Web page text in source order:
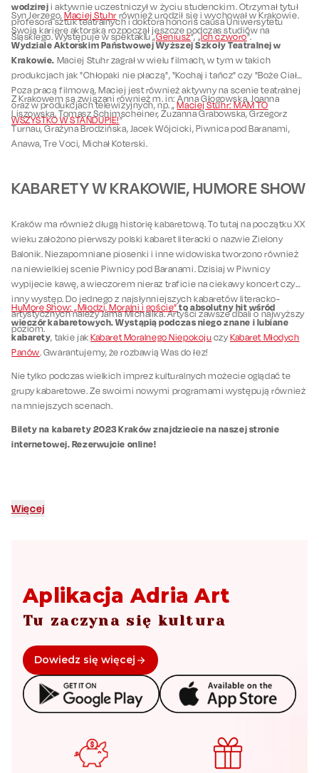
wodzirej i aktywnie uczestniczył w życiu studenckim. Otrzymał tytuł
profesora sztuk teatralnych i doktora honoris causa Uniwersytetu
Śląskiego. Występuje w spektaklu „Geniusz”, „Ich czworo”.
Syn Jerzego,Maciej Stuhr również urodził się i wychował w Krakowie.
Swoją karierę aktorską rozpoczął jeszcze podczas studiów na
Wydziale Aktorskim Państwowej Wyższej Szkoły Teatralnej w
Krakowie. Maciej Stuhr zagrał w wielu filmach, w tym w takich
produkcjach jak "Chłopaki nie płaczą", "Kochaj i tańcz" czy "Boże Ciało".
Poza pracą filmową, Maciej jest również aktywny na scenie teatralnej
oraz w produkcjach telewizyjnych, np. „Maciej Stuhr: MAM TO
WSZYSTKO W STANDUPIE!”
Z Krakowem są związani również m. in: Anna Głogowska, Joanna
Liszowska, Tomasz Schimscheiner, Zuzanna Grabowska, Grzegorz
Turnau, Grażyna Brodzińska, Jacek Wójcicki, Piwnica pod Baranami,
Anawa, Tre Voci, Michał Koterski.
KABARETY W KRAKOWIE, HUMORE SHOW
Kraków ma również długą historię kabaretową. To tutaj na początku XX
wieku założono pierwszy polski kabaret literacki o nazwie Zielony
Balonik. Niezapomniane piosenki i inne widowiska tworzono również
na niewielkiej scenie Piwnicy pod Baranami. Dzisiaj w Piwnicy
wypijecie kawę, a wieczorem nieraz traficie na ciekawy koncert czy
inny występ. Do jednego z najsłynniejszych kabaretów literacko-
artystycznych należy Jama Michalika. Artyści zawsze dbali o najwyższy
poziom.
HuMore Show: „Młodzi, Moralni i goście” to absolutny hit wśród
wieczór kabaretowych. Wystąpią podczas niego znane i lubiane
kabarety, takie jakKabaret Moralnego Niepokoju czyKabaret Młodych
Panów. Gwarantujemy, że rozbawią Was do łez!
Nie tylko podczas wielkich imprez kulturalnych możecie oglądać te
grupy kabaretowe. Ze swoimi nowymi programami występują również
na mniejszych scenach.
Bilety na kabarety 2023 Kraków znajdziecie na naszej stronie
internetowej. Rezerwujcie online!
Więcej
Aplikacja Adria Art
Tu zaczyna się kultura
Dowiedz się więcej